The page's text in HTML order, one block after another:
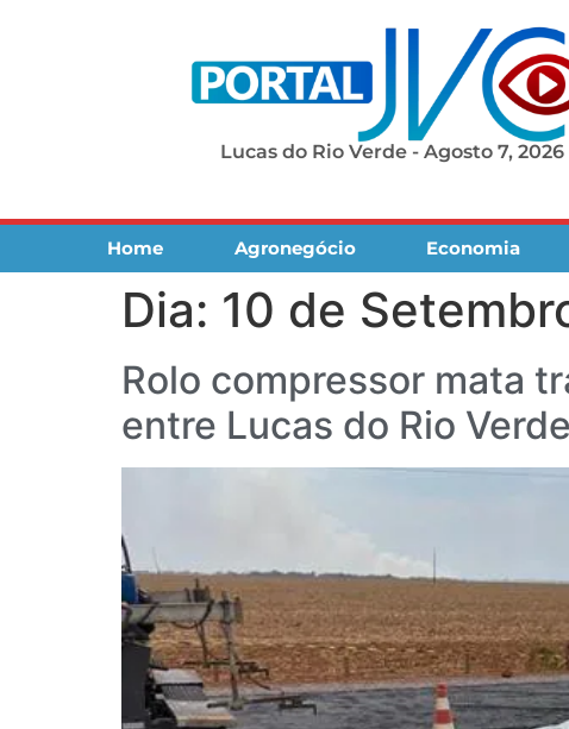
Lucas do Rio Verde - Agosto 7, 2026
Home Agronegócio Economia
Dia: 10 de
Rolo compressor mata
entre Lucas do Rio